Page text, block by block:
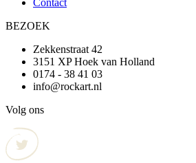
BEZOEK
Zekkenstraat 42
3151 XP Hoek van Holland
0174 - 38 41 03
info@rockart.nl
Volg ons